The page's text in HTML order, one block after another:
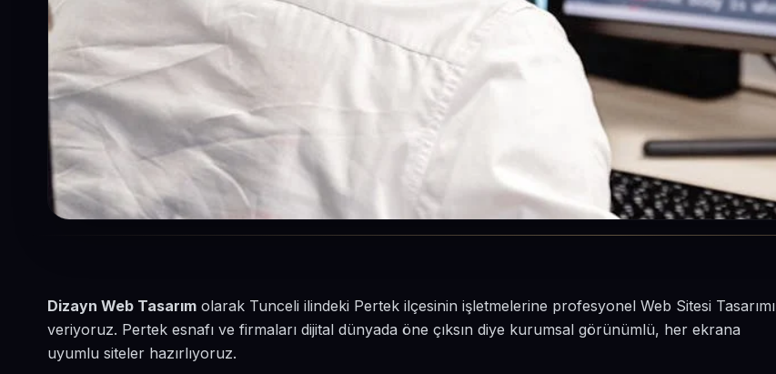
Dizayn Web Tasarım olarak Tunceli ilindeki Pertek ilçesinin işletmelerine profesyonel Web Sitesi Tasarımı
veriyoruz. Pertek esnafı ve firmaları dijital dünyada öne çıksın diye kurumsal görünümlü, her ekrana
uyumlu siteler hazırlıyoruz.